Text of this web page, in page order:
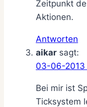
Zeitpunkt
Aktionen.
Antworten
aikar sagt:
03-06-2013
Bei mir ist
Ticksystem